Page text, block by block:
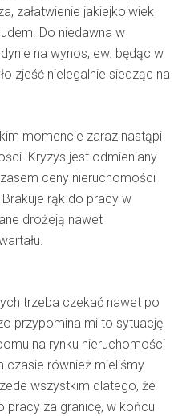
załatwienie jakiejkolwiek
Do niedawna w
na wynos, ew. będąc w
zjeść nielegalnie siedząc na
momencie zaraz nastąpi
Kryzys jest odmieniany
ceny nieruchomości
rąk do pracy w
drożeją nawet
trzeba czekać nawet po
przypomina mi to sytuację
na rynku nieruchomości
czasie również mieliśmy
wszystkim dlatego, że
pracy za granicę, w końcu